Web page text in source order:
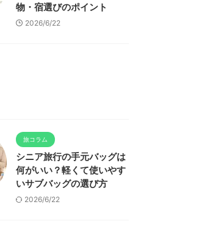
物・宿選びのポイント
2026/6/22
旅コラム
シニア旅行の手元バッグは
何がいい？軽くて使いやす
いサブバッグの選び方
2026/6/22